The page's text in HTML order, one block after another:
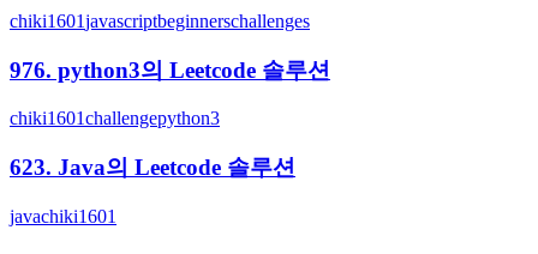
chiki1601javascriptbeginnerschallenges
976. python3의 Leetcode 솔루션
chiki1601challengepython3
623. Java의 Leetcode 솔루션
javachiki1601